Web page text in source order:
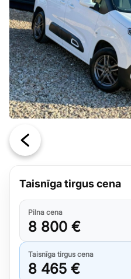
Taisnīga tirgus cena
Pilna cena
8 800 €
Taisnīga tirgus cena
8 465 €